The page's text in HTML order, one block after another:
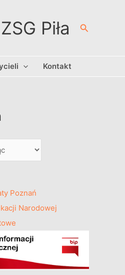
ZSG Piła Szukaj
Kontakt
Poznań
Narodowej